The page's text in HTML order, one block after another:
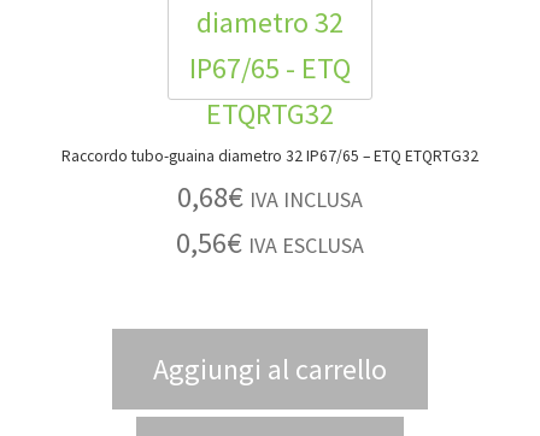
Raccordo tubo-guaina diametro 32 IP67/65 – ETQ ETQRTG32
0,68€ IVA INCLUSA
0,56€ IVA ESCLUSA
Aggiungi al carrello